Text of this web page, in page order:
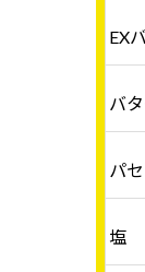
EX
バ
パ
塩